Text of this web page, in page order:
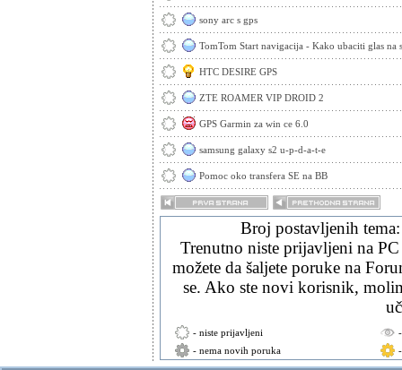
sony arc s gps
TomTom Start navigacija - Kako ubaciti glas na
HTC DESIRE GPS
ZTE ROAMER VIP DROID 2
GPS Garmin za win ce 6.0
samsung galaxy s2 u-p-d-a-t-e
Pomoc oko transfera SE na BB
Broj postavljenih
Trenutno niste prijavljeni na
možete da šaljete poruke na
se. Ako ste novi korisnik,
- niste prijavljeni
- nema novih poruka